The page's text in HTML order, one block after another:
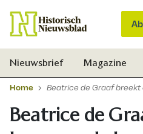
Nieuwsbrief Magazine
Home Beatrice de Graaf
Beatrice de